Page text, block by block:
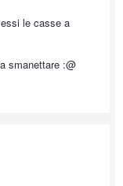
le casse a
smanettare :@